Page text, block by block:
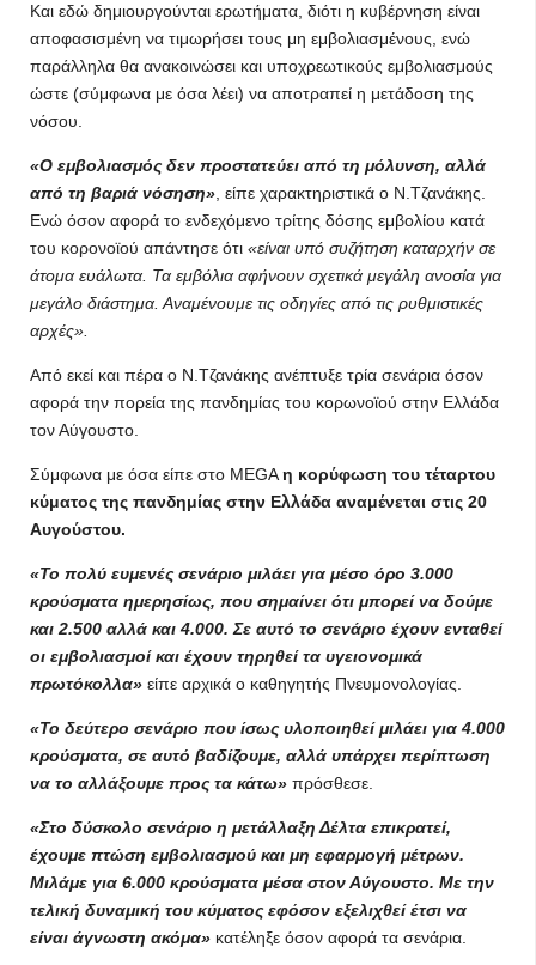
Και εδώ δημιουργούνται ερωτήματα, διότι η κυβέρνηση είναι
αποφασισμένη να τιμωρήσει τους μη εμβολιασμένους, ενώ
παράλληλα θα ανακοινώσει και υποχρεωτικούς εμβολιασμούς
ώστε (σύμφωνα με όσα λέει) να αποτραπεί η μετάδοση της
νόσου.
«Ο εμβολιασμός δεν προστατεύει από τη μόλυνση, αλλά
από τη βαριά νόσηση» , είπε χαρακτηριστικά ο Ν.Τζανάκης.
Ενώ όσον αφορά το ενδεχόμενο τρίτης δόσης εμβολίου κατά
του κορονοϊού απάντησε ότι «είναι υπό συζήτηση καταρχήν σε
άτομα ευάλωτα. Τα εμβόλια αφήνουν σχετικά μεγάλη ανοσία για
μεγάλο διάστημα. Αναμένουμε τις οδηγίες από τις ρυθμιστικές
αρχές».
Από εκεί και πέρα ο Ν.Τζανάκης ανέπτυξε τρία σενάρια όσον
αφορά την πορεία της πανδημίας του κορωνοϊού στην Ελλάδα
τον Αύγουστο.
Σύμφωνα με όσα είπε στο MEGAη κορύφωση του τέταρτου
κύματος της πανδημίας στην Ελλάδα αναμένεται στις 20
Αυγούστου.
«Το πολύ ευμενές σενάριο μιλάει για μέσο όρο 3.000
κρούσματα ημερησίως, που σημαίνει ότι μπορεί να δούμε
και 2.500 αλλά και 4.000. Σε αυτό το σενάριο έχουν ενταθεί
οι εμβολιασμοί και έχουν τηρηθεί τα υγειονομικά
πρωτόκολλα» είπε αρχικά ο καθηγητής Πνευμονολογίας.
«Το δεύτερο σενάριο που ίσως υλοποιηθεί μιλάει για 4.000
κρούσματα, σε αυτό βαδίζουμε, αλλά υπάρχει περίπτωση
να το αλλάξουμε προς τα κάτω» πρόσθεσε.
«Στο δύσκολο σενάριο η μετάλλαξη Δέλτα επικρατεί,
έχουμε πτώση εμβολιασμού και μη εφαρμογή μέτρων.
Μιλάμε για 6.000 κρούσματα μέσα στον Αύγουστο. Με την
τελική δυναμική του κύματος εφόσον εξελιχθεί έτσι να
είναι άγνωστη ακόμα» κατέληξε όσον αφορά τα σενάρια.